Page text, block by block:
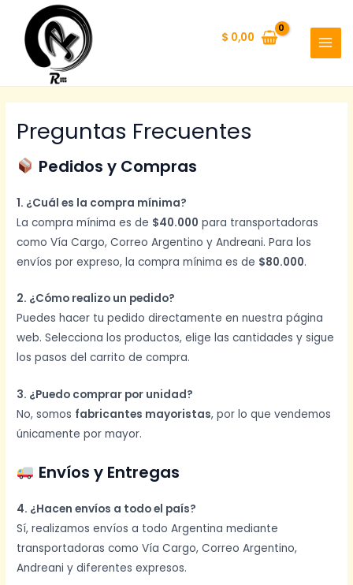
contenido
$ 0,00
MAIN
Preguntas Frecuentes
Pedidos y Compras
1. ¿Cuál es la compra mínima?
La compra mínima es de $40.000 para transportadoras
como Vía Cargo, Correo Argentino y Andreani. Para los
envíos por expreso, la compra mínima es de $80.000.
2. ¿Cómo realizo un pedido?
Puedes hacer tu pedido directamente en nuestra página
web. Selecciona los productos, elige las cantidades y sigue
los pasos del carrito de compra.
3. ¿Puedo comprar por unidad?
No, somos fabricantes mayoristas, por lo que vendemos
únicamente por mayor.
Envíos y Entregas
4. ¿Hacen envíos a todo el país?
Sí, realizamos envíos a todo Argentina mediante
transportadoras como Vía Cargo, Correo Argentino,
Andreani y diferentes expresos.